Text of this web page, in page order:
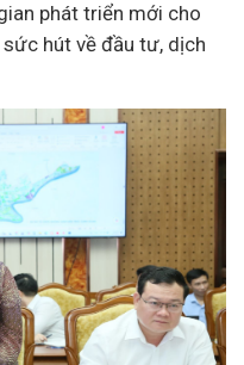
phát triển mới cho
hút về đầu tư, dịch